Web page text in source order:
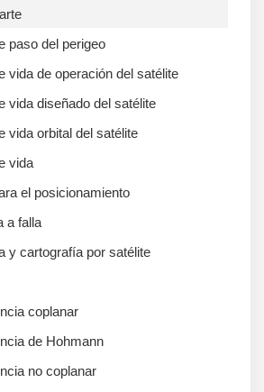
paso del perigeo
vida de operación del satélite
vida diseñado del satélite
vida orbital del satélite
vida
el posicionamiento
a falla
y cartografía por satélite
coplanar
de Hohmann
no coplanar